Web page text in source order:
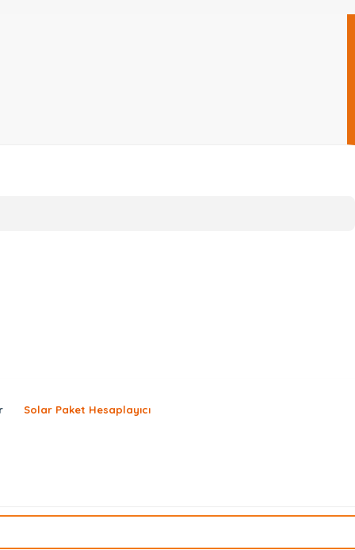
Solar Paket Hesaplayıcı